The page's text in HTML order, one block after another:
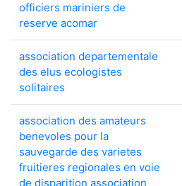
officiers mariniers de
reserve acomar
association departementale
des elus ecologistes
solitaires
association des amateurs
benevoles pour la
sauvegarde des varietes
fruitieres regionales en voie
de disparition association